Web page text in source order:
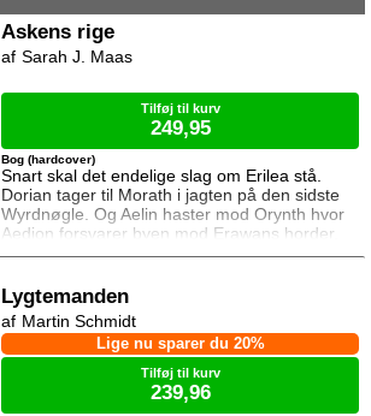
kæmper Aedion mod Erawans fremrykkende
styrker og sin vrede over den aftale Aelin og
Lysandra har indgået. Og Dorian og Manon
Askens rige
Snart skal det endelige slag om Erilea stå.
Dorian tager til Morath i jagten på den sidste
Wyrdnøgle. Og Aelin haster mod Orynth hvor
Aedion forsvarer byen mod Erawans horder.
Heldigvis er han ikke alene. Men kan deres
mod Erawans rædsler?
Bog (hardcover)
Sarah J. Maas
Tilføj til kurv
249,95
Lygtemanden
Lige nu sparer du 20%
Martin Schmidt
Tilføj til kurv
239,96